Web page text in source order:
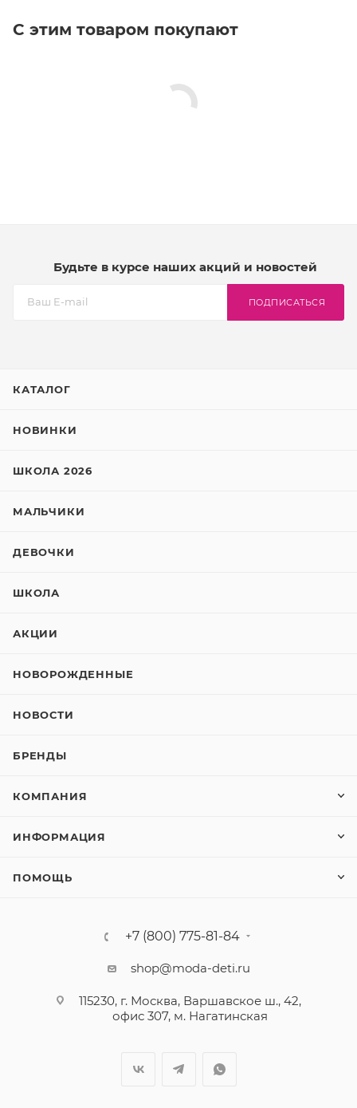
С этим товаром покупают
Будьте в курсе наших акций и новостей
ПОДПИСАТЬСЯ
КАТАЛОГ
НОВИНКИ
ШКОЛА 2026
МАЛЬЧИКИ
ДЕВОЧКИ
ШКОЛА
АКЦИИ
НОВОРОЖДЕННЫЕ
НОВОСТИ
БРЕНДЫ
КОМПАНИЯ
ИНФОРМАЦИЯ
ПОМОЩЬ
+7 (800) 775-81-84
shop@moda-deti.ru
115230, г. Москва, Варшавское ш., 42,
офис 307, м. Нагатинская